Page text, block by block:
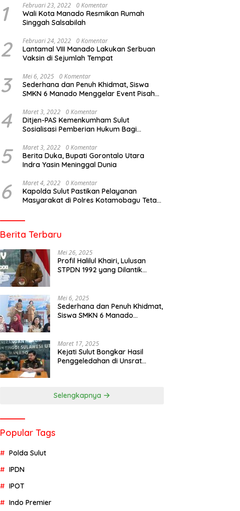
1 Februari 23, 2022 0 Komentar
Wali Kota Manado Resmikan Rumah
Singgah Salsabilah
2 Februari 24, 2022 0 Komentar
Lantamal VIII Manado Lakukan Serbuan
Vaksin di Sejumlah Tempat
3 Mei 6, 2025 0 Komentar
Sederhana dan Penuh Khidmat, Siswa
SMKN 6 Manado Menggelar Event Pisah
4 Maret 3, 2022 0 Komentar
Ditjen-PAS Kemenkumham Sulut
Sosialisasi Pemberian Hukum Bagi
5 Maret 3, 2022 0 Komentar
Berita Duka, Bupati Gorontalo Utara
Indra Yasin Meninggal Dunia
6 Maret 4, 2022 0 Komentar
Kapolda Sulut Pastikan Pelayanan
Masyarakat di Polres Kotamobagu Tetap
Berita Terbaru
Mei 26, 2025
Profil Halilul Khairi, Lulusan
STPDN 1992 yang Dilantik
Mei 6, 2025
Sederhana dan Penuh Khidmat,
Siswa SMKN 6 Manado
Maret 17, 2025
Kejati Sulut Bongkar Hasil
Penggeledahan di Unsrat
Selengkapnya
Popular Tags
Polda Sulut
IPDN
IPOT
Indo Premier